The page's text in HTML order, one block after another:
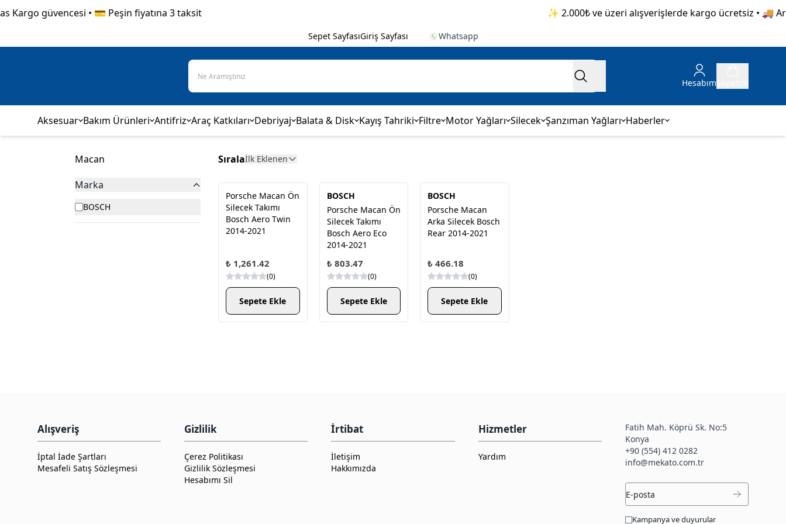
güvencesi • 💳 Peşin fiyatına 3 taksit ✨ 2.000₺ ve üzeri alışverişlerde kargo ücretsiz • 🚚
Sepet SayfasıGiriş Sayfası Whatsapp
Hesabım
Aksesuar Bakım Ürünleri Antifriz Araç Katkıları Debriyaj Balata & Disk Kayış Tahriki Filtre Motor Yağları Silecek Şanzıman Yağları Haberler
Macan
Marka
BOSCH
Sıralaİlk Eklenen
Porsche Macan Ön
Silecek Takımı
Bosch Aero Twin
2014-2021
₺ 1,261.42
(0)
Sepete Ekle
BOSCH
Porsche Macan Ön
Silecek Takımı
Bosch Aero Eco
2014-2021
₺ 803.47
(0)
Sepete Ekle
BOSCH
Porsche Macan
Arka Silecek Bosch
Rear 2014-2021
₺ 466.18
(0)
Sepete Ekle
Alışveriş
İptal İade Şartları
Mesafeli Satış Sözleşmesi
Gizlilik
Çerez Politikası
Gizlilik Sözleşmesi
Hesabımı Sil
İrtibat
İletişim
Hakkımızda
Hizmetler
Yardım
Fatih Mah. Köprü Sk. No:5
Konya
+90 (554) 412 0282
info@mekato.com.tr
Kampanya ve duyurular